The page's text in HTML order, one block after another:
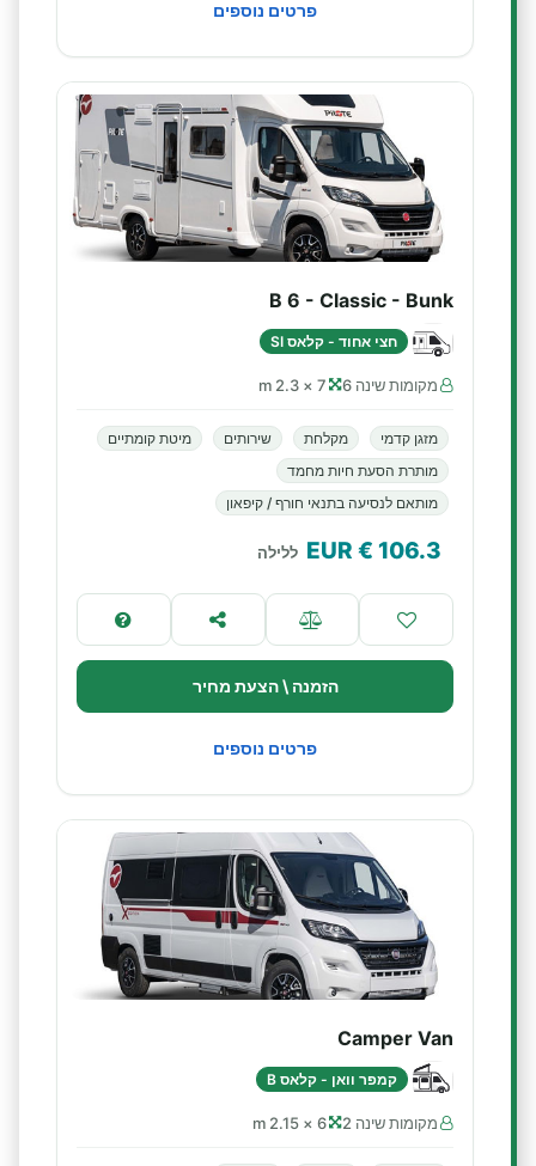
פרטים נוספים
B 6 - Classic - Bunk
חצי אחוד - קלאס SI
מקומות שינה 6 7 × 2.3 m
מזגן קדמי מקלחת שירותים
מיטת קומתיים
מותרת הסעת חיות מחמד
מותאם לנסיעה בתנאי חורף / קיפאון
106.3
€ EUR ללילה
הזמנה \ הצעת מחיר
פרטים נוספים
Camper Van
קמפר וואן - קלאס B
מקומות שינה 2 6 × 2.15 m